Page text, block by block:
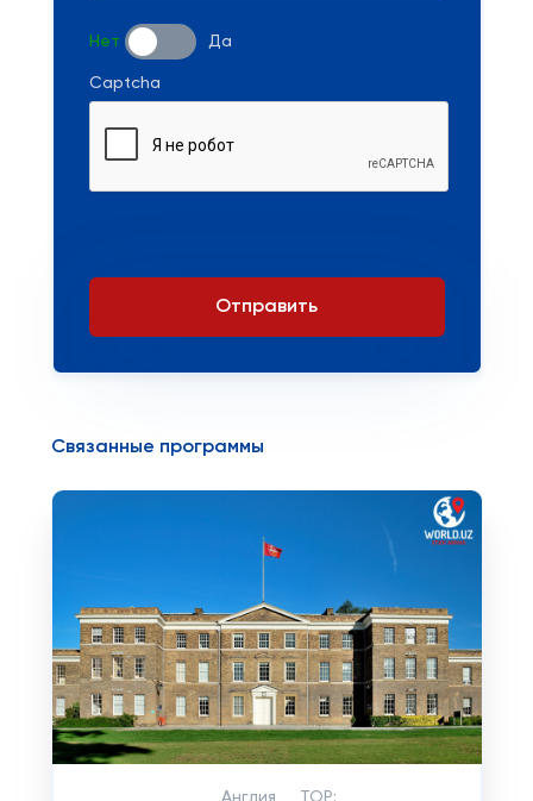
Нет Да
Captcha
Отправить
Связанные программы
Англия TOP: